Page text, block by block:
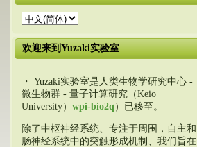
欢迎来到Yuzaki实验室
・ Yuzaki实验室是人类生物学研究中心 -
微生物群 - 量子计算研究（Keio
University） wpi-bio2q ）已移至。
除了中枢神经系统、专注于周围，自主和
肠神经系统中的突触形成机制、我们旨在